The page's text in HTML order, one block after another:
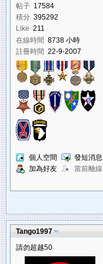
帖子 17584
積分 395292
Like 211
在線時間 8738 小時
註冊時間 22-9-2007
個人空間
發短消息
加為好友
當前離線
Tango1997
請勿超越50